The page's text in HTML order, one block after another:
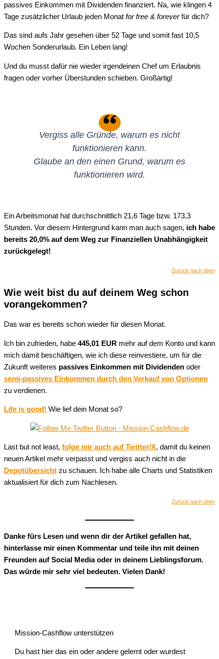
passives Einkommen mit Dividenden finanziert. Na, wie klingen 4
Tage zusätzlicher Urlaub jeden Monat for free & foreverfür dich?
Das sind aufs Jahr gesehen über 52 Tage und somit fast 10,5
Wochen Sonderurlaub. Ein Leben lang!
Und du musst dafür nie wieder irgendeinen Chef um Erlaubnis
fragen oder vorher Überstunden schieben. Großartig!
Vergiss alle Gründe, warum es nicht
funktionieren kann.
Glaube an den einen Grund, warum es
funktionieren wird.
Ein Arbeitsmonat hat durchschnittlich 21,6 Tage bzw. 173,3
Stunden. Vor diesem Hintergrund kann man auch sagen, ich habe
bereits 20,0% auf dem Weg zur Finanziellen Unabhängigkeit
zurückgelegt!
Zurück nach oben
Wie weit bist du auf deinem Weg schon
vorangekommen?
Das war es bereits schon wieder für diesen Monat.
Ich bin zufrieden, habe 445,01 EUR mehr auf dem Konto und kann
mich damit beschäftigen, wie ich diese reinvestiere, um für die
Zukunft weiteres passives Einkommen mit Dividenden oder
semi-passives Einkommen durch den Verkauf von Optionen
zu verdienen.
Life is good! Wie lief dein Monat so?
Last but not least, folge mir auch auf Twitter/X, damit du keinen
neuen Artikel mehr verpasst und vergiss auch nicht in die
Depotübersicht zu schauen. Ich habe alle Charts und Statistiken
aktualisiert für dich zum Nachlesen.
Zurück nach oben
Danke fürs Lesen und wenn dir der Artikel gefallen hat,
hinterlasse mir einen Kommentar und teile ihn mit deinen
Freunden auf Social Media oder in deinem Lieblingsforum.
Das würde mir sehr viel bedeuten. Vielen Dank!
Mission-Cashflow unterstützen
Du hast hier das ein oder andere gelernt oder wurdest